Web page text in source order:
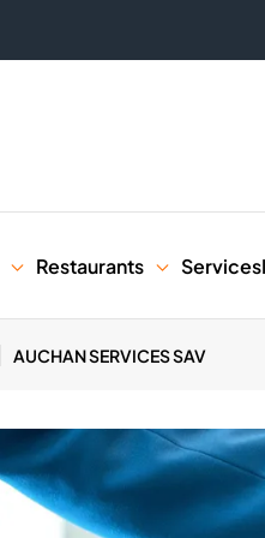
Restaurants Services
AUCHAN SERVICES SAV